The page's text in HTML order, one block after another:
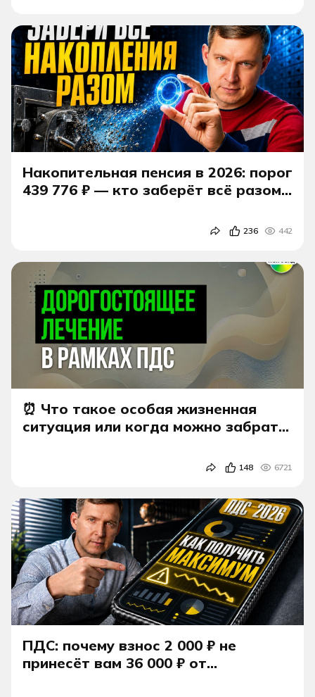
Накопительная пенсия в 2026: порог
439 776 ₽ — кто заберёт всё разом,
236 442
⏰ Что такое особая жизненная
ситуация или когда можно забрать
148 6721
ПДС: почему взнос 2 000 ₽ не
принесёт вам 36 000 ₽ от